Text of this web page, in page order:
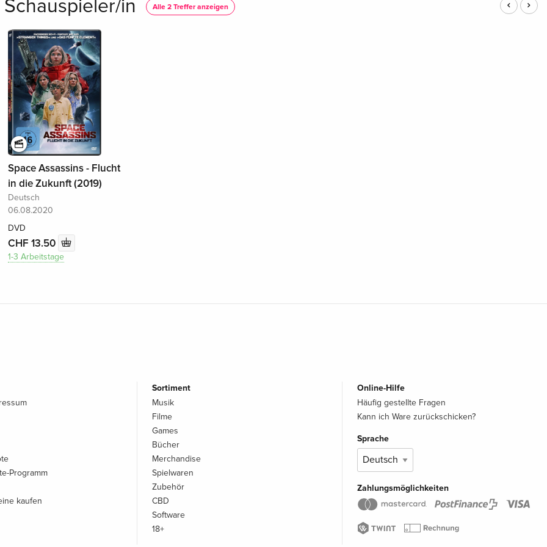
in Alle 2 Treffer anzeigen
Space Assassins - Flucht
in die Zukunft (2019)
Deutsch
06.08.2020
DVD
CHF 13.50
1-3 Arbeitstage
Programm
kaufen
Sortiment
Musik
Filme
Games
Bücher
Merchandise
Spielwaren
Zubehör
CBD
Software
18+
Online-Hilfe
Häufig gestellte Fragen
Kann ich Ware zurückschicken?
Sprache
Zahlungsmöglichkeiten